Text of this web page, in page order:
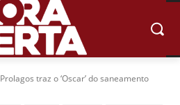
Prolagos traz o ‘Oscar’ do saneamento